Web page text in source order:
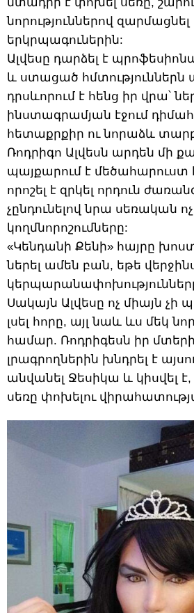
նորություններով զարմացնել
երկրպագուներին:
Ալվեսը դարձել է
և ստացած հմտություններն
դրսևորում է հենց իր վրա՝
ինստագրամյան էջում
հետաքրքիր ու նորաձև
Ռոդրիգո Ալվեսն արդեն մի
պայքարում է մեծահարուստ
որոշել է զրկել որդուն
չընդունելով նրա սեռական
կողմնորոշումները:
«Կենդանի Քենի» հայրը
ներել ամեն բան, եթե
Սակայն Ալվեսը ոչ միայն
լսել հորը, այլ նաև ևս մեկ
համար. Ռոդրիգեսն իր
լրագրողներին խնդրել է
անվանել Ջեսիկա և կիսվել է,
սեռը փոխելու